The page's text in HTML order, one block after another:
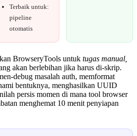
Terbaik untuk:
pipeline
otomatis
BrowseryTools untuk tugas manual,
akan berlebihan jika harus di-skrip.
debug masalah auth, memformat
bentuknya, menghasilkan UUID
persis momen di mana tool browser
menghemat 10 menit penyiapan